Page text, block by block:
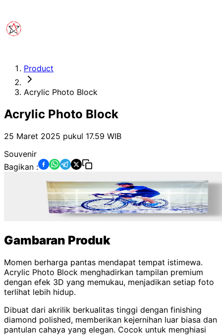
Product
Acrylic Photo Block
Acrylic Photo Block
25 Maret 2025 pukul 17.59 WIB
Souvenir
Bagikan :
Gambaran Produk
Momen berharga pantas mendapat tempat istimewa.
Acrylic Photo Block menghadirkan tampilan premium
dengan efek 3D yang memukau, menjadikan setiap foto
terlihat lebih hidup.
Dibuat dari akrilik berkualitas tinggi dengan finishing
diamond polished, memberikan kejernihan luar biasa dan
pantulan cahaya yang elegan. Cocok untuk menghiasi